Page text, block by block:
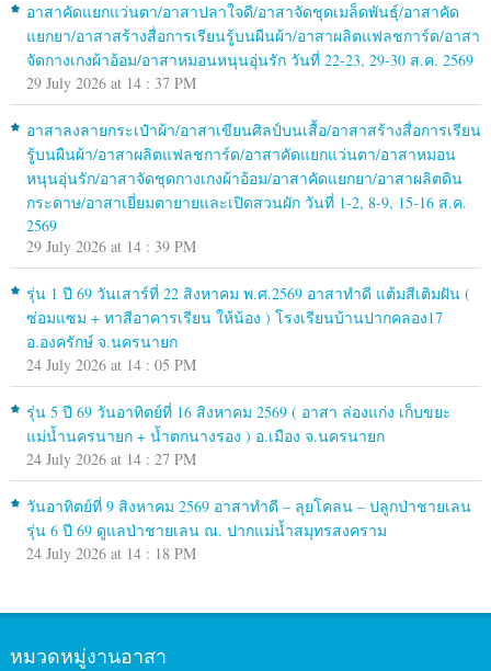
อาสาคัดแยกแว่นตา/อาสาปลาใจดี/อาสาจัดชุดเมล็ดพันธุ์/อาสาคัด
แยกยา/อาสาสร้างสื่อการเรียนรู้บนผืนผ้า/อาสาผลิตแฟลชการ์ด/อาสา
จัดกางเกงผ้าอ้อม/อาสาหมอนหนุนอุ่นรัก วันที่ 22-23, 29-30 ส.ค. 2569
29 July 2026 at 14 : 37 PM
อาสาลงลายกระเป๋าผ้า/อาสาเขียนศิลป์บนเสื้อ/อาสาสร้างสื่อการเรียน
รู้บนผืนผ้า/อาสาผลิตแฟลชการ์ด/อาสาคัดแยกแว่นตา/อาสาหมอน
หนุนอุ่นรัก/อาสาจัดชุดกางเกงผ้าอ้อม/อาสาคัดแยกยา/อาสาผลิตดิน
กระดาษ/อาสาเยี่ยมตายายและเปิดสวนผัก วันที่ 1-2, 8-9, 15-16 ส.ค.
2569
29 July 2026 at 14 : 39 PM
รุ่น 1 ปี 69 วันเสาร์ที่ 22 สิงหาคม พ.ศ.2569 อาสาทำดี แต้มสีเติมฝัน (
ซ่อมแซม + ทาสีอาคารเรียน ให้น้อง ) โรงเรียนบ้านปากคลอง17
อ.องครักษ์ จ.นครนายก
24 July 2026 at 14 : 05 PM
รุ่น 5 ปี 69 วันอาทิตย์ที่ 16 สิงหาคม 2569 ( อาสา ล่องแก่ง เก็บขยะ
แม่น้ำนครนายก + น้ำตกนางรอง ) อ.เมือง จ.นครนายก
24 July 2026 at 14 : 27 PM
วันอาทิตย์ที่ 9 สิงหาคม 2569 อาสาทำดี – ลุยโคลน – ปลูกป่าชายเลน
รุ่น 6 ปี 69 ดูแลป่าชายเลน ณ. ปากแม่น้ำสมุทรสงคราม
24 July 2026 at 14 : 18 PM
หมวดหมู่งานอาสา